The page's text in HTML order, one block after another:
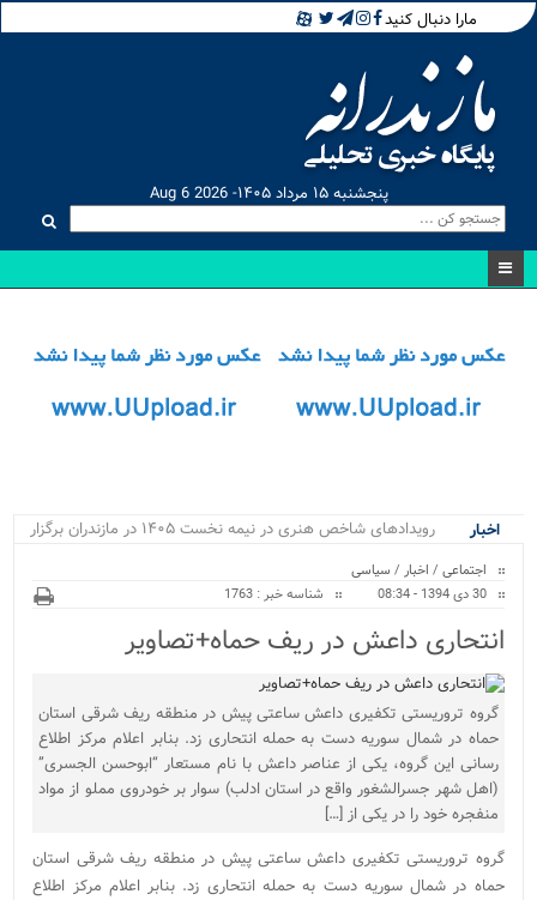
مارا دنبال کنید
پنجشنبه ۱۵ مرداد ۱۴۰۵- Aug 6 2026
اخبار
رویدادهای شاخص هنری در نیمه نخست ۱۴۰۵ در مازندران برگزار
اجتماعی / اخبار / سیاسی
30 دی 1394 - 08:34
شناسه خبر : 1763
انتحاری داعش در ریف حماه+تصاویر
گروه تروریستی تکفیری داعش ساعتی پیش در منطقه ریف شرقی استان
حماه در شمال سوریه دست به حمله انتحاری زد. بنابر اعلام مرکز اطلاع
رسانی این گروه، یکی از عناصر داعش با نام مستعار “ابوحسن الجسری”
(اهل شهر جسرالشغور واقع در استان ادلب) سوار بر خودروی مملو از مواد
منفجره خود را در یکی از […]
گروه تروریستی تکفیری داعش ساعتی پیش در منطقه ریف شرقی استان
حماه در شمال سوریه دست به حمله انتحاری زد. بنابر اعلام مرکز اطلاع